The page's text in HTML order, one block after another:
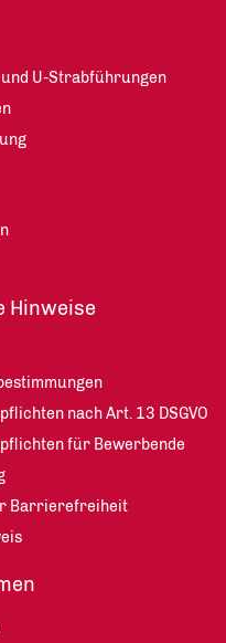
U-Strabführungen
Hinweise
nach Art. 13 DSGVO
für Bewerbende
Barrierefreiheit